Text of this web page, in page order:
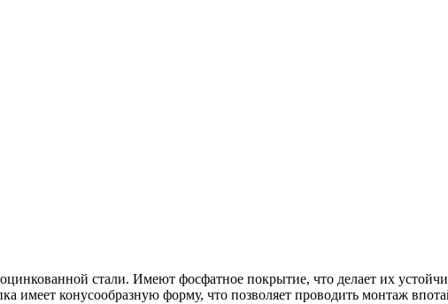
стали. Имеют фосфатное покрытие, что делает их
конусообразную форму, что позволяет проводить монтаж